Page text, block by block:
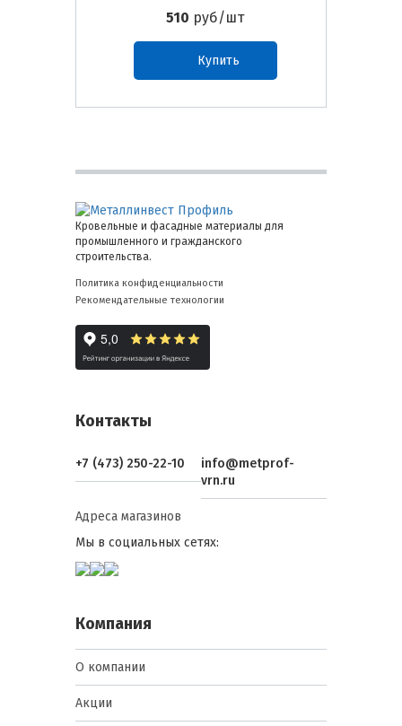
510 руб/шт
Купить
Кровельные и фасадные материалы для
промышленного и гражданского
строительства.
Политика конфиденциальности
Рекомендательные технологии
Контакты
+7 (473) 250-22-10
info@metprof-
vrn.ru
Адреса магазинов
Мы в социальных сетях:
Компания
О компании
Акции